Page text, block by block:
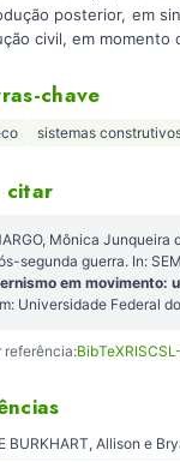
posterior, em
civil, em momento
chave
sistemas
citar
Mônica Junqueira
segunda guerra. In:
em movimento:
Universidade Federal
referência:BibTeXRIS
BURKHART, Allison e